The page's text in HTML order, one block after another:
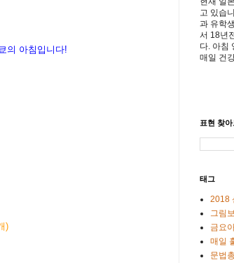
의 아침입니다!
)
고 있습
과 유학
서 18년
다. 아침
매일 건
표현 찾
태그
2018
그림
금요
매일
문법